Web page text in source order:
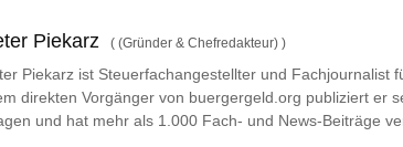
Piekarz ( (Gründer & Chefredakteur) )
Piekarz ist Steuerfachangestellter und Fachjournalist
direkten Vorgänger von buergergeld.org publiziert er
und hat mehr als 1.000 Fach- und News-Beiträge